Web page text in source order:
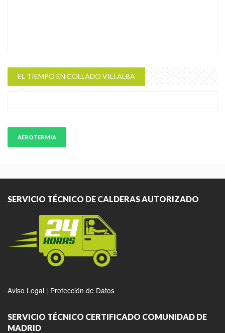
EL TIEMPO EN COLLADO VILLALBA
AEROTERMIA
SERVICIO TÉCNICO DE CALDERAS AUTORIZADO
Aviso Legal | Protección de Datos
SERVICIO TÉCNICO CERTIFICADO COMUNIDAD DE
MADRID